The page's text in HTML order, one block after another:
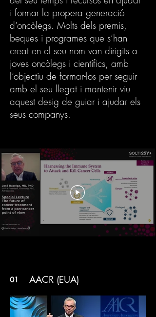
i formar la propera generació
d’oncòlegs. Molts dels premis,
beques i programes que s’han
creat en el seu nom van dirigits a
joves oncòlegs i científics, amb
l’objectiu de formar-los per seguir
amb el seu llegat i mantenir viu
aquest desig de guiar i ajudar els
seus companys.
01 AACR (EUA)